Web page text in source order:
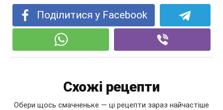
Поділитися у Facebook
Схожі рецепти
Обери щось смачненьке — ці рецепти зараз найчастіше